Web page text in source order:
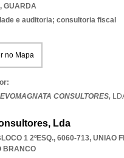
, GUARDA
e auditoria; consultoria fiscal
no Mapa
CONSULTORES,
Lda
1 2ºESQ., 6060-713, UNIAO
BRANCO